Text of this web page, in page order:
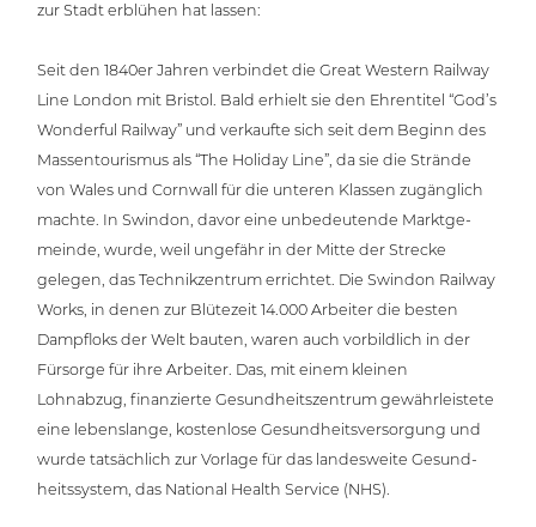
zur Stadt erblühen hat lassen:
Seit den 1840er Jahren verbindet die Great Western Railway
Line London mit Bristol. Bald erhielt sie den Ehren­ti­tel “God’s
Wonderful Railway” und verkaufte sich seit dem Beginn des
Mas­sen­tou­ris­mus als “The Holiday Line”, da sie die Strände
von Wales und Cornwall für die unteren Klassen zugäng­lich
machte. In Swindon, davor eine unbe­deu­ten­de Markt­ge­
mein­de, wurde, weil ungefähr in der Mitte der Strecke
gelegen, das Tech­nik­zen­trum errichtet. Die Swindon Railway
Works, in denen zur Blütezeit 14.000 Arbeiter die besten
Dampfloks der Welt bauten, waren auch vor­bild­lich in der
Fürsorge für ihre Arbeiter. Das, mit einem kleinen
Lohnabzug, finan­zier­te Gesund­heits­zen­trum gewähr­leis­te­te
eine lebens­lan­ge, kos­ten­lo­se Gesund­heits­ver­sor­gung und
wurde tat­säch­lich zur Vorlage für das lan­des­wei­te Gesund­
heits­sys­tem, das National Health Service (NHS).